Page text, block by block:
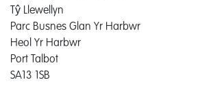
Tŷ Llewellyn
Parc Busnes Glan Yr Harbwr
Heol Yr Harbwr
Port Talbot
SA13 1SB